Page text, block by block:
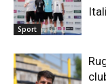
Sport